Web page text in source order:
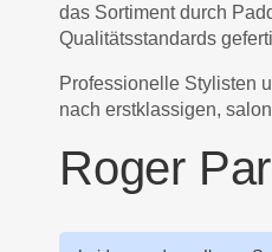
das Sortiment durch
Qualitätsstandards
Professionelle Stylisten
nach erstklassigen,
Roger